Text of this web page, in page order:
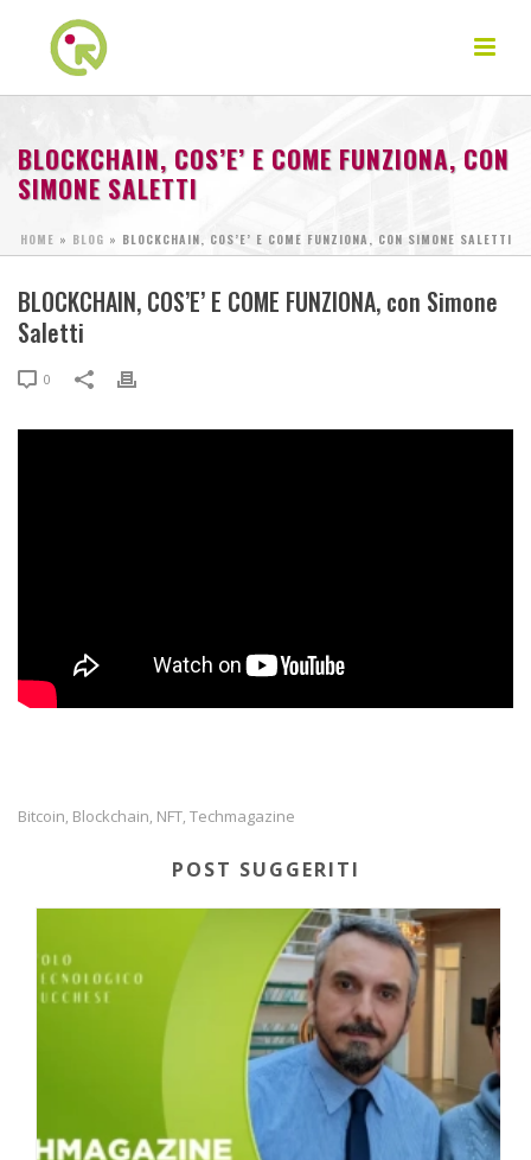
BLOCKCHAIN, COS’E’ E COME FUNZIONA, CON
SIMONE SALETTI
HOME » BLOG » BLOCKCHAIN, COS’E’ E COME FUNZIONA, CON SIMONE SALETTI
BLOCKCHAIN, COS’E’ E COME FUNZIONA, con Simone
Saletti
0
Bitcoin, Blockchain, NFT, Techmagazine
POST SUGGERITI